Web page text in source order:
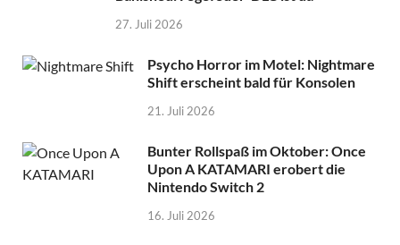
27. Juli 2026
Psycho Horror im Motel: Nightmare
Shift erscheint bald für Konsolen
21. Juli 2026
Bunter Rollspaß im Oktober: Once
Upon A KATAMARI erobert die
Nintendo Switch 2
16. Juli 2026